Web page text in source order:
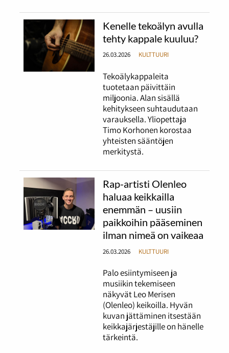
Kenelle tekoälyn avulla
tehty kappale kuuluu?
26.03.2026 KULTTUURI
Tekoälykappaleita
tuotetaan päivittäin
miljoonia. Alan sisällä
kehitykseen suhtaudutaan
varauksella. Yliopettaja
Timo Korhonen korostaa
yhteisten sääntöjen
merkitystä.
Rap-artisti Olenleo
haluaa keikkailla
enemmän – uusiin
paikkoihin pääseminen
ilman nimeä on vaikeaa
26.03.2026 KULTTUURI
Palo esiintymiseen ja
musiikin tekemiseen
näkyvät Leo Merisen
(Olenleo) keikoilla. Hyvän
kuvan jättäminen itsestään
keikkajärjestäjille on hänelle
tärkeintä.